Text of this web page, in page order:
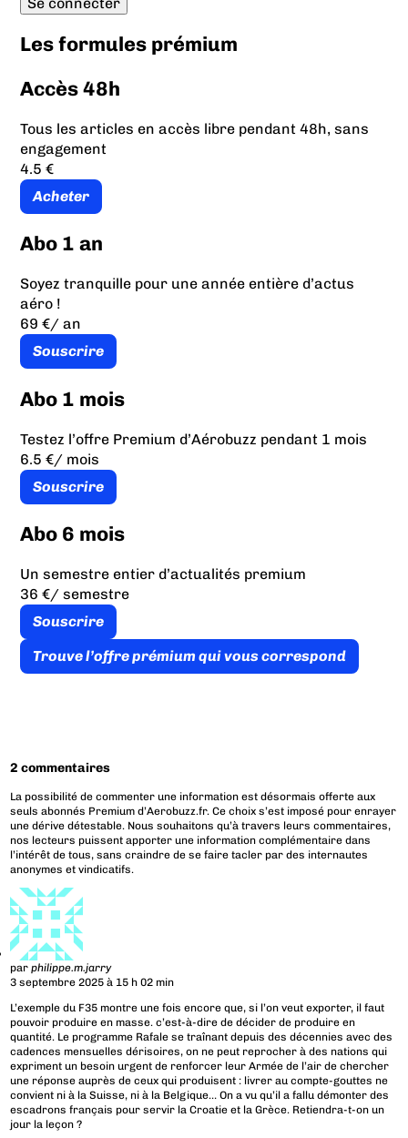
Les formules prémium
Accès 48h
Tous les articles en accès libre pendant 48h, sans
engagement
4.5 €
Acheter
Abo 1 an
Soyez tranquille pour une année entière d’actus
aéro !
69 €/ an
Souscrire
Abo 1 mois
Testez l’offre Premium d’Aérobuzz pendant 1 mois
6.5 €/ mois
Souscrire
Abo 6 mois
Un semestre entier d’actualités premium
36 €/ semestre
Souscrire
Trouve l’offre prémium qui vous correspond
2 commentaires
La possibilité de commenter une information est désormais offerte aux
seuls abonnés Premium d’Aerobuzz.fr. Ce choix s’est imposé pour enrayer
une dérive détestable. Nous souhaitons qu’à travers leurs commentaires,
nos lecteurs puissent apporter une information complémentaire dans
l’intérêt de tous, sans craindre de se faire tacler par des internautes
anonymes et vindicatifs.
parphilippe.m.jarry
3 septembre 2025 à 15 h 02 min
L’exemple du F35 montre une fois encore que, si l’on veut exporter, il faut
pouvoir produire en masse. c’est-à-dire de décider de produire en
quantité. Le programme Rafale se traînant depuis des décennies avec des
cadences mensuelles dérisoires, on ne peut reprocher à des nations qui
expriment un besoin urgent de renforcer leur Armée de l’air de chercher
une réponse auprès de ceux qui produisent : livrer au compte-gouttes ne
convient ni à la Suisse, ni à la Belgique… On a vu qu’il a fallu démonter des
escadrons français pour servir la Croatie et la Grèce. Retiendra-t-on un
jour la leçon ?